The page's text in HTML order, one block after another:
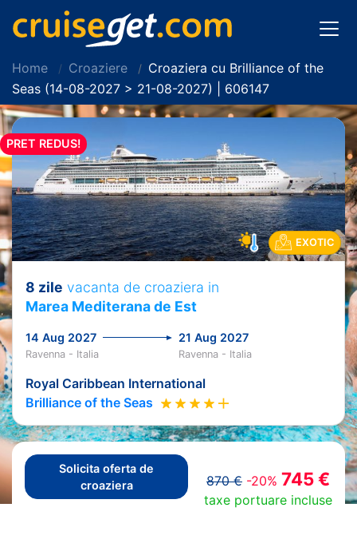
Home Croaziere
Croaziera cu Brilliance of the
Seas (14-08-2027 > 21-08-2027) | 606147
PRET REDUS!
EXOTIC
8 zile vacanta de croaziera in
Marea Mediterana de Est
14 Aug 2027 21 Aug 2027
Ravenna - Italia Ravenna - Italia
Royal Caribbean International
Brilliance of the Seas
Solicita oferta de
croaziera
870 € -20% 745 €
taxe portuare incluse